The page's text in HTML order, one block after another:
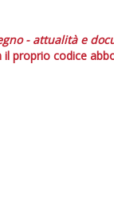
- attualità e
proprio codice